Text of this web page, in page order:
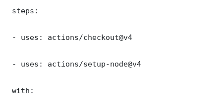
steps:
- uses: actions/checkout@v4
- uses: actions/setup-node@v4
with: